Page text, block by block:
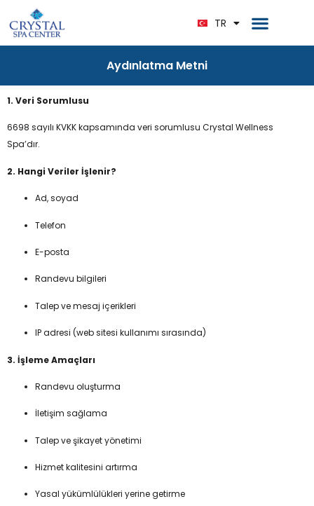
TR
DE
Aydınlatma Metni
1. Veri Sorumlusu
6698 sayılı KVKK kapsamında veri sorumlusu Crystal Wellness
Spa’dır.
2. Hangi Veriler İşlenir?
Ad, soyad
Telefon
E-posta
Randevu bilgileri
Talep ve mesaj içerikleri
IP adresi (web sitesi kullanımı sırasında)
3. İşleme Amaçları
Randevu oluşturma
İletişim sağlama
Talep ve şikayet yönetimi
Hizmet kalitesini artırma
Yasal yükümlülükleri yerine getirme